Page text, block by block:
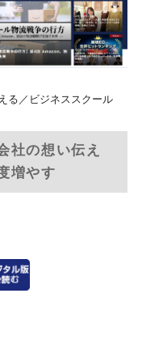
る／ビジネススクール
社の想い伝え
増やす